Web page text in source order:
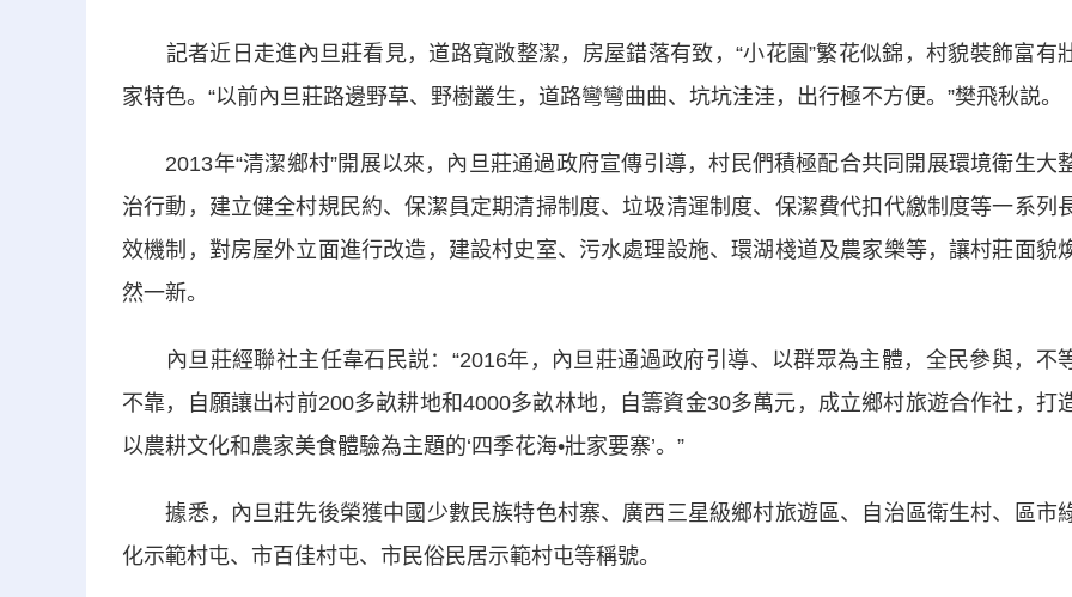
記者近日走進內旦莊看見，道路寬敞整潔，房屋錯落有致，“小花園”繁花似錦，村貌裝飾富有
家特色。“以前內旦莊路邊野草、野樹叢生，道路彎彎曲曲、坑坑洼洼，出行極不方便。”樊飛秋説。
2013年“清潔鄉村”開展以來，內旦莊通過政府宣傳引導，村民們積極配合共同開展環境衛生大
治行動，建立健全村規民約、保潔員定期清掃制度、垃圾清運制度、保潔費代扣代繳制度等一系列
效機制，對房屋外立面進行改造，建設村史室、污水處理設施、環湖棧道及農家樂等，讓村莊面貌
然一新。
內旦莊經聯社主任韋石民説：“2016年，內旦莊通過政府引導、以群眾為主體，全民參與，不
不靠，自願讓出村前200多畝耕地和4000多畝林地，自籌資金30多萬元，成立鄉村旅遊合作社，打
以農耕文化和農家美食體驗為主題的‘四季花海•壯家要寨’。”
據悉，內旦莊先後榮獲中國少數民族特色村寨、廣西三星級鄉村旅遊區、自治區衛生村、區市
化示範村屯、市百佳村屯、市民俗民居示範村屯等稱號。